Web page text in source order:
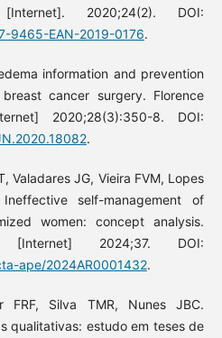
2020;24(2). DOI:
9465-EAN-2019-0176.
information and prevention
cancer surgery. Florence
2020;28(3):350-8. DOI:
.
Valadares JG, Vieira FVM, Lopes
self-management of
women: concept analysis.
2024;37. DOI:
ape/2024AR0001432.
FRF, Silva TMR, Nunes JBC.
qualitativas: estudo em teses de